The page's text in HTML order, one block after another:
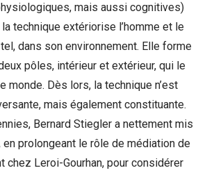
mais aussi cognitives)
technique extériorise l’homme et le
dans son environnement. Elle forme
pôles, intérieur et extérieur, qui le
monde. Dès lors, la technique n’est
mais également constituante.
Bernard Stiegler a nettement mis
prolongeant le rôle de médiation de
chez Leroi-Gourhan, pour considérer